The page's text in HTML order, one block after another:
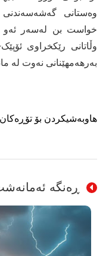
وەستانی گەشەسەندنی
خواست بن لەسەر ئەو
وڵاتانی رێکخراوی
بەرهەمهێنانی نەوت لە
هاوبەشیکردن بۆ
ڕەنگە